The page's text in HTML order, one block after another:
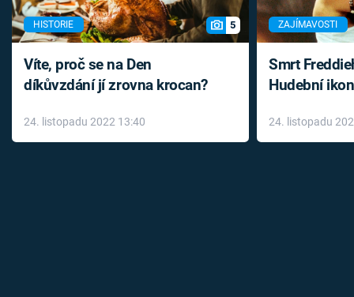
HISTORIE 5
Víte, proč se na Den
díkůvzdání jí zrovna krocan?
24. listopadu 2022 13:40
ZAJÍMAVOSTI
Smrt
Hudební
léky
24. listopadu